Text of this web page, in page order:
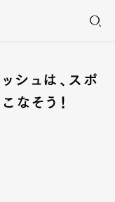
シュは、スポ
なそう！